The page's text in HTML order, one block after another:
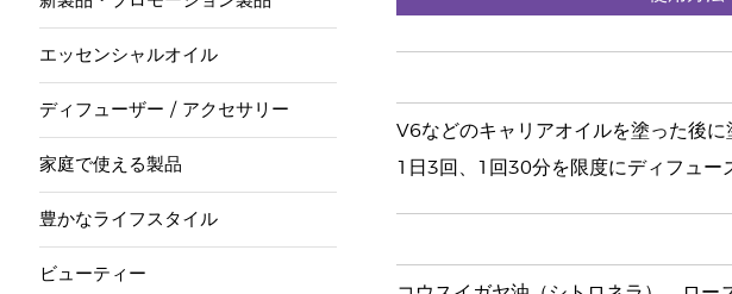
エッセンシャルオイル
ディフューザー / アクセサリー
家庭で使える製品
豊かなライフスタイル
ビューティー
V6などのキャリアオイルを塗った後に
1日3回、1回30分を限度にディフュー